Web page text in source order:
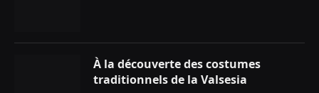
À la découverte des costumes
traditionnels de la Valsesia